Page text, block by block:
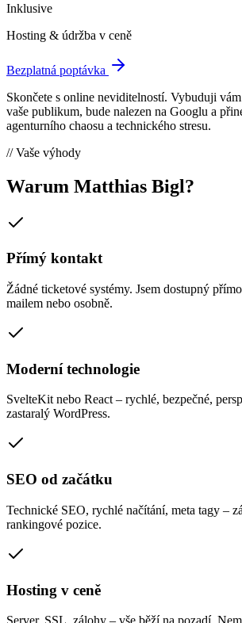
Inklusive
Hosting & údržba v ceně
Bezplatná poptávka
Skončete s online neviditelností. Vybuduji
vaše publikum, bude nalezen na Googlu a
agenturního chaosu a technického stresu.
// Vaše výhody
Warum Matthias Bigl?
Přímý kontakt
Žádné ticketové systémy. Jsem dostupný
mailem nebo osobně.
Moderní technologie
SvelteKit nebo React – rychlé, bezpečné,
zastaralý WordPress.
SEO od začátku
Technické SEO, rychlé načítání, meta tagy –
rankingové pozice.
Hosting v ceně